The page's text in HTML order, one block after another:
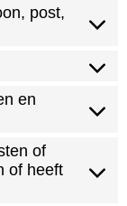
post,
en
of
of heeft